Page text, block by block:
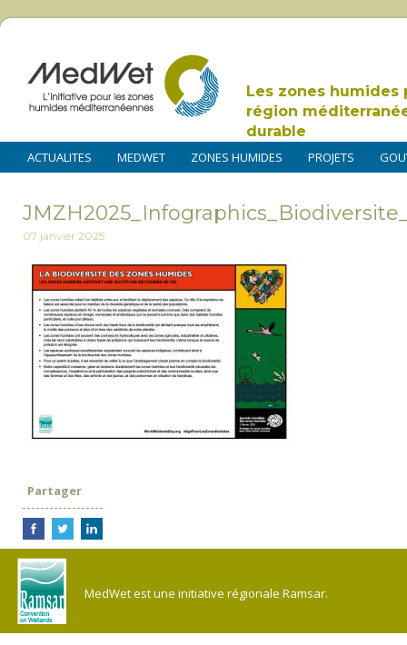
Les zones humides
région
durable
ACTUALITES MEDWET ZONES HUMIDES PROJETS
07 janvier 2025
Partager
MedWet est une initiative régionale Ramsar.